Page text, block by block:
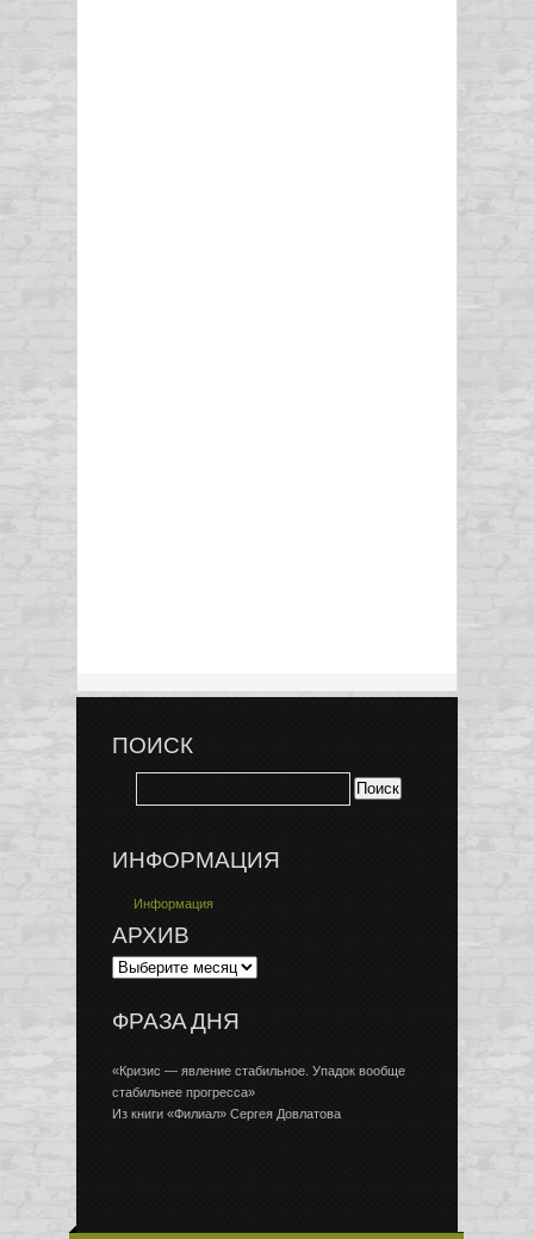
ПОИСК
ИНФОРМАЦИЯ
Информация
АРХИВ
ФРАЗА ДНЯ
«Кризис — явление стабильное. Упадок вообще
стабильнее прогресса»
Из книги «Филиал» Сергея Довлатова